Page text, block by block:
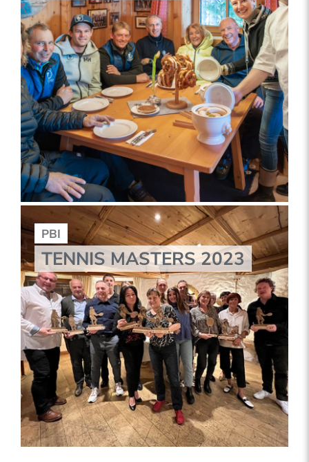
PBI
TENNIS MASTERS 2023